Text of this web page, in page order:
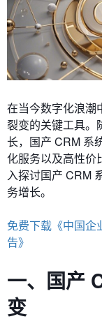
在当今数字化浪潮
裂变的关键工具。
长，国产 CRM 系
化服务以及高性价
入探讨国产 CRM
务增长。
免费下载《中国企
告》
一、国产
变